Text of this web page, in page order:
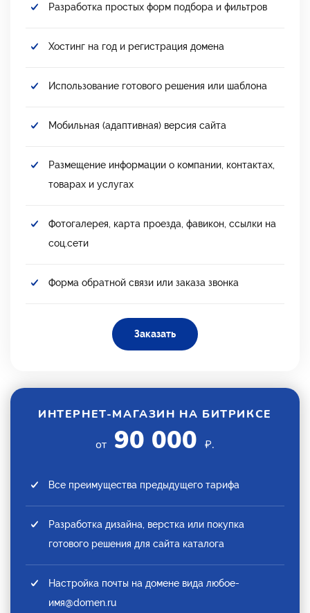
Разработка простых форм подбора и фильтров
Хостинг на год и регистрация домена
Использование готового решения или шаблона
Мобильная (адаптивная) версия сайта
Размещение информации о компании, контактах,
товарах и услугах
Фотогалерея, карта проезда, фавикон, ссылки на
соц.сети
Форма обратной связи или заказа звонка
Заказать
ИНТЕРНЕТ-МАГАЗИН НА БИТРИКСЕ
от 90 000 ₽.
Все преимущества предыдущего тарифа
Разработка дизайна, верстка или покупка
готового решения для сайта каталога
Настройка почты на домене вида любое-
имя@domen.ru